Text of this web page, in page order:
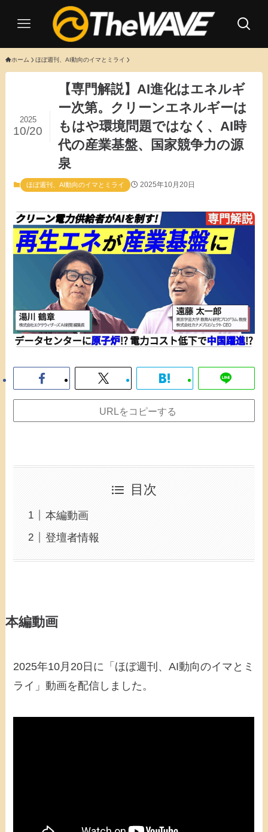
ホーム ほぼ週刊、AI動向のイマとミライ
【専門解説】AI進化はエネルギ
ー次第。クリーンエネルギーは
もはや環境問題ではなく、AI時
代の産業基盤、国家競争力の源
泉
2025
10/20
ほぼ週刊、AI動向のイマとミライ 2025年10月20日
URLをコピーする
目次
本編動画
登壇者情報
本編動画
2025年10月20日に「ほぼ週刊、AI動向のイマとミ
ライ」動画を配信しました。